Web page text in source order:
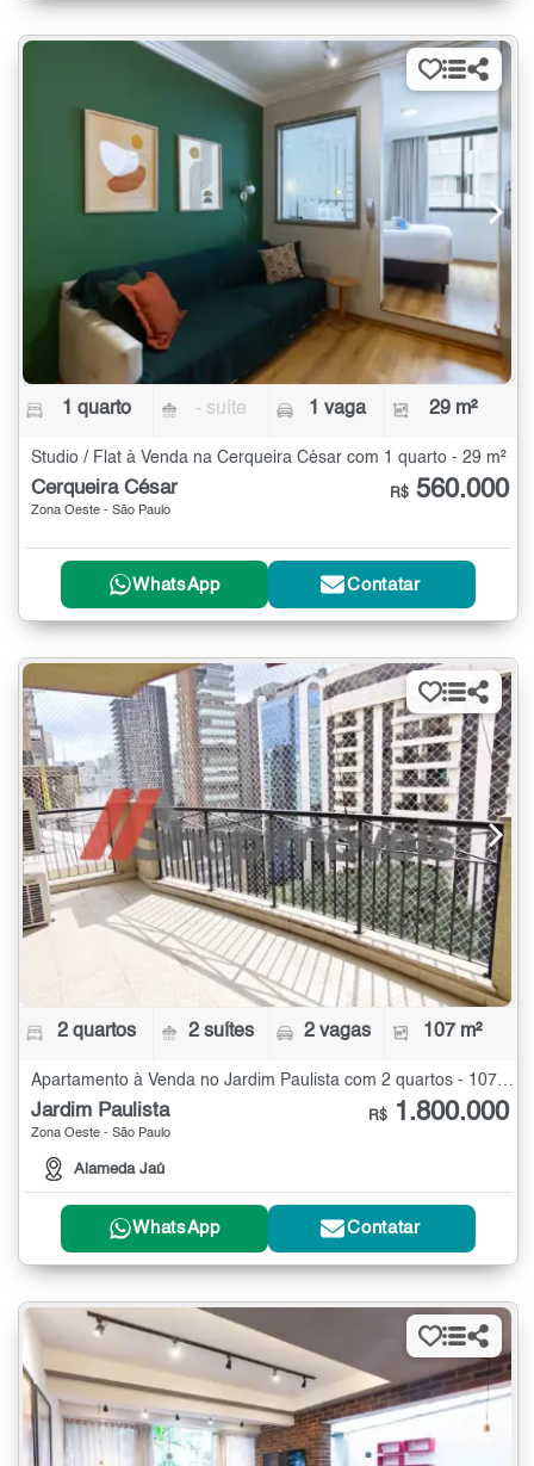
1 quarto - suíte 1 vaga 29 m²
Studio / Flat à Venda na Cerqueira César com 1 quarto - 29 m²
Cerqueira César
Zona Oeste - São Paulo
R$ 560.000
WhatsApp Contatar
2 quartos 2 suítes 2 vagas 107 m²
Apartamento à Venda no Jardim Paulista com 2 quartos - 107 m²
Jardim Paulista
Zona Oeste - São Paulo
Alameda Jaú
R$ 1.800.000
WhatsApp Contatar